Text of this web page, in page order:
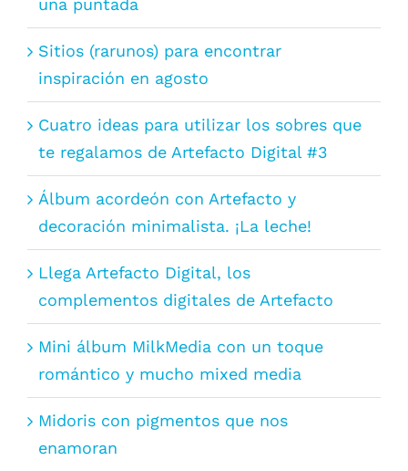
Sitios (rarunos) para encontrar
inspiración en agosto
Cuatro ideas para utilizar los sobres que
te regalamos de Artefacto Digital #3
Álbum acordeón con Artefacto y
decoración minimalista. ¡La leche!
Llega Artefacto Digital, los
complementos digitales de Artefacto
Mini álbum MilkMedia con un toque
romántico y mucho mixed media
Midoris con pigmentos que nos
enamoran